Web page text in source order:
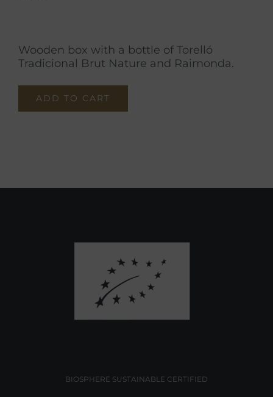
Wooden box with a bottle of Torelló
Tradicional Brut Nature and Raimonda.
ADD TO CART
BIOSPHERE SUSTAINABLE CERTIFIED